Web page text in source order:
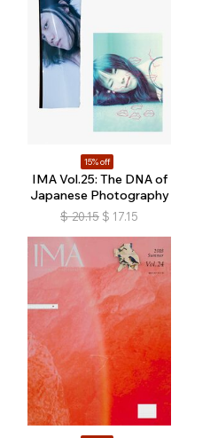
15% off
IMA Vol.25: The DNA of
Japanese Photography
$ 20.15 $ 17.15